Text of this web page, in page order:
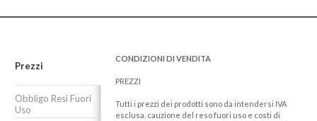
Prezzi
Obbligo Resi Fuori
Uso
CONDIZIONI DI VENDITA
PREZZI
Tutti i prezzi dei prodotti sono da intendersi IVA
esclusa, cauzione del reso fuori uso e costi di